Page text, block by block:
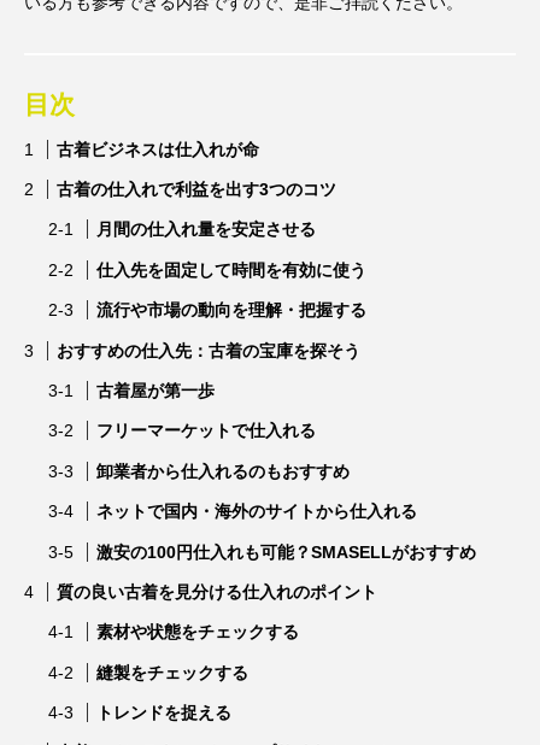
目次
古着ビジネスは仕入れが命
古着の仕入れで利益を出す3つのコツ
月間の仕入れ量を安定させる
仕入先を固定して時間を有効に使う
流行や市場の動向を理解・把握する
おすすめの仕入先：古着の宝庫を探そう
古着屋が第一歩
フリーマーケットで仕入れる
卸業者から仕入れるのもおすすめ
ネットで国内・海外のサイトから仕入れる
激安の100円仕入れも可能？SMASELLがおすすめ
質の良い古着を見分ける仕入れのポイント
素材や状態をチェックする
縫製をチェックする
トレンドを捉える